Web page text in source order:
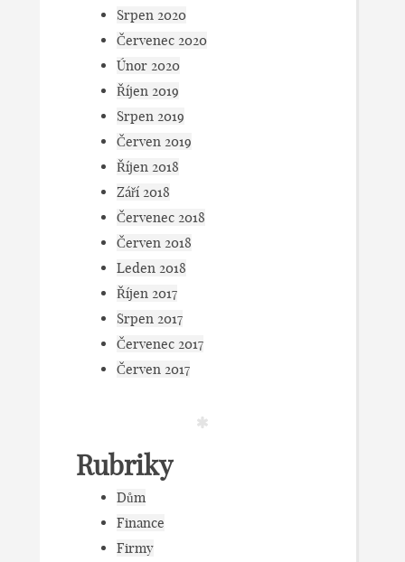
Srpen 2020
Červenec 2020
Únor 2020
Říjen 2019
Srpen 2019
Červen 2019
Říjen 2018
Září 2018
Červenec 2018
Červen 2018
Leden 2018
Říjen 2017
Srpen 2017
Červenec 2017
Červen 2017
Rubriky
Dům
Finance
Firmy